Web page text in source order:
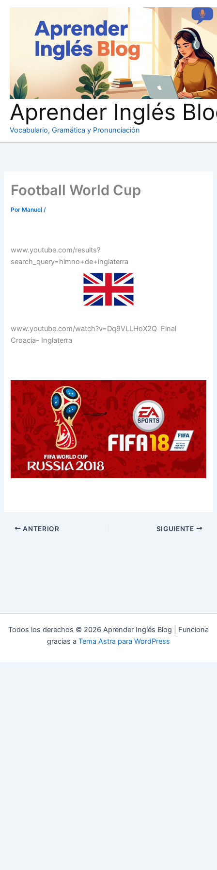
Aprender Inglés
Vocabulario, Gramática y Pronunciación
Football World Cup
Por Manuel/
www.youtube.com/results?
search_query=himno+de+inglaterra
www.youtube.com/watch?v=Dq9VLLHoX2Q Final
Croacia- Inglaterra
ANTERIOR SIGUIENTE
Todos los derechos © 2026 Aprender Inglés Blog | Funciona
gracias a Tema Astra para WordPress